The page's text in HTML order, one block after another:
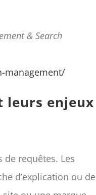
& Search
management/
leurs enjeux
requêtes. Les
d’explication ou de